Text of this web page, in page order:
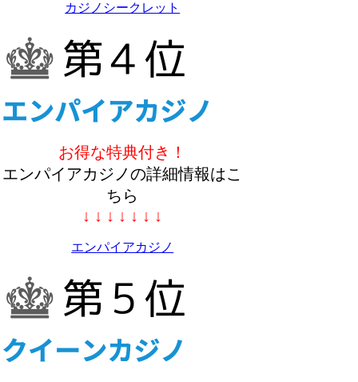
カジノシークレット
お得な特典付き！
エンパイアカジノの詳細情報はこ
ちら
↓ ↓ ↓ ↓ ↓ ↓ ↓
エンパイアカジノ